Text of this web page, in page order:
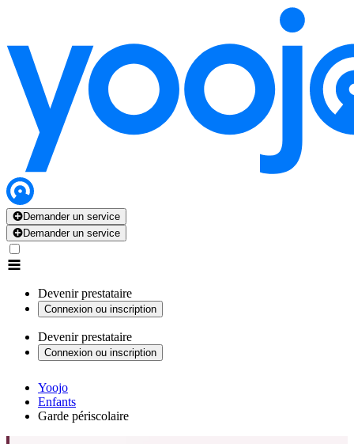
Demander un service
Demander un service
Devenir prestataire
Connexion ou inscription
Devenir prestataire
Connexion ou inscription
Yoojo
Enfants
Garde périscolaire